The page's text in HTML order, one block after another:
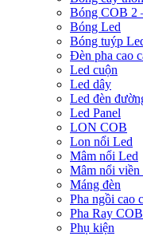
Bóng COB 2
Bóng Led
Bóng tuýp
Đèn pha cao
Led cuộn
Led dây
Led đèn
Led Panel
LON COB
Lon nổi Led
Mâm nổi Led
Mâm nổi viền
Máng đèn
Pha ngồi cao
Pha Ray
Phụ kiện